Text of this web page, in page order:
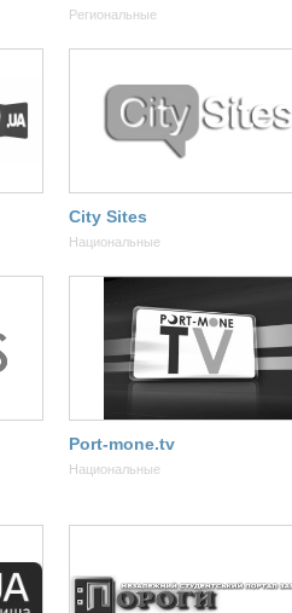
Региональные
City Sites
Национальные
Port-mone.tv
Национальные